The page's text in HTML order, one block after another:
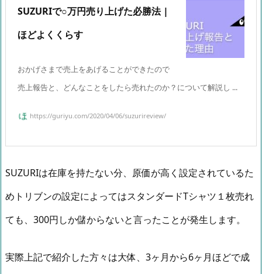
SUZURIで○万円売り上げた必勝法 |
ほどよくくらす
おかげさまで売上をあげることができたので
売上報告と、どんなことをしたら売れたのか？について解説し ...
https://guriyu.com/2020/04/06/suzurireview/
SUZURIは在庫を持たない分、原価が高く設定されているた
めトリブンの設定によってはスタンダードTシャツ１枚売れ
ても、300円しか儲からないと言ったことが発生します。
実際上記で紹介した方々は大体、3ヶ月から6ヶ月ほどで成